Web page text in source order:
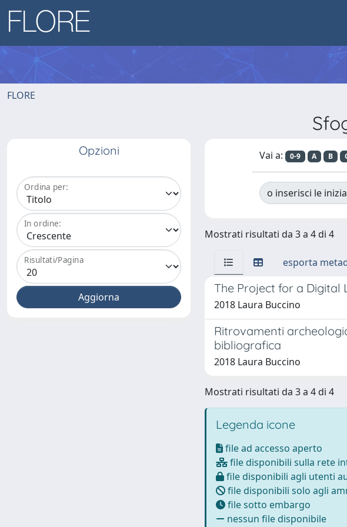
FLORE
Opzioni
Ordina per:
In ordine:
Risultati/Pagina
Vai a: 0-9 A B
o inserisci le
Mostrati risultati da 3 a 4 di 4
esporta
The Project for a
2018 Laura Buccino
Ritrovamenti
bibliografica
2018 Laura Buccino
Mostrati risultati da 3 a 4 di 4
Legenda icone
file ad accesso aperto
file disponibili sulla rete
file disponibili agli utenti
file disponibili solo agli
file sotto embargo
nessun file disponibile